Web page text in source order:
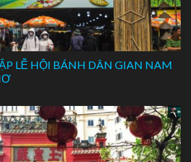
LỄ HỘI BÁNH DÂN GIAN NAM